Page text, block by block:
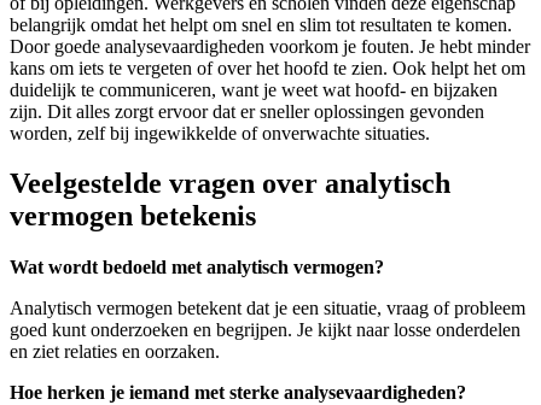
belangrijk omdat het helpt om snel en slim tot resultaten te komen.
Door goede analysevaardigheden voorkom je fouten. Je hebt minder
kans om iets te vergeten of over het hoofd te zien. Ook helpt het om
duidelijk te communiceren, want je weet wat hoofd- en bijzaken
zijn. Dit alles zorgt ervoor dat er sneller oplossingen gevonden
worden, zelf bij ingewikkelde of onverwachte situaties.
Veelgestelde vragen over analytisch
vermogen betekenis
Wat wordt bedoeld met analytisch vermogen?
Analytisch vermogen betekent dat je een situatie, vraag of probleem
goed kunt onderzoeken en begrijpen. Je kijkt naar losse onderdelen
en ziet relaties en oorzaken.
Hoe herken je iemand met sterke analysevaardigheden?